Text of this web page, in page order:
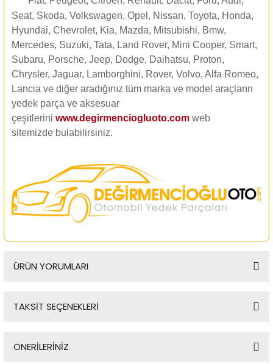
Seat, Skoda, Volkswagen, Opel, Nissan, Toyota, Honda,
Hyundai, Chevrolet, Kia, Mazda, Mitsubishi, Bmw,
Mercedes, Suzuki, Tata, Land Rover, Mini Cooper, Smart,
Subaru, Porsche, Jeep, Dodge, Daihatsu, Proton,
Chrysler, Jaguar, Lamborghini, Rover, Volvo, Alfa Romeo,
Lancia ve diğer aradığınız tüm marka ve model araçların
yedek parça ve aksesuar
çeşitlerini www.degirmenciogluoto.com web
sitemizde bulabilirsiniz.
ÜRÜN YORUMLARI
TAKSİT SEÇENEKLERİ
ÖNERİLERİNİZ